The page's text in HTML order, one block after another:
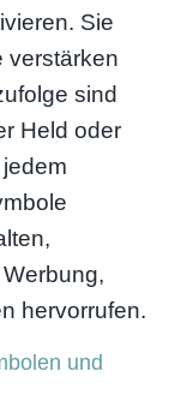
Sie
verstärken
sind
Held oder
hervorrufen.
und